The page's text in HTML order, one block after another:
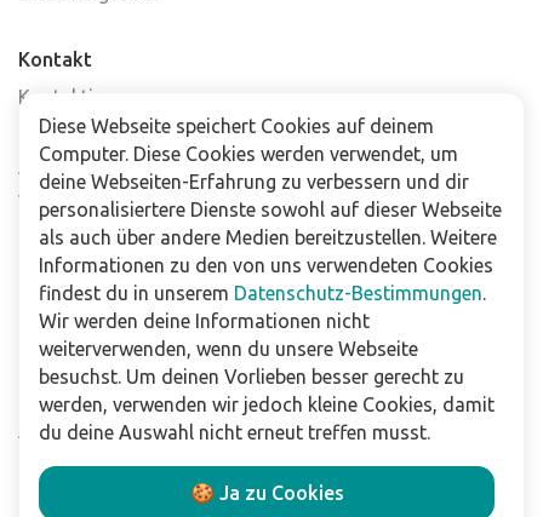
Kontakt
Kontaktiere uns
Häufig gestellte Fragen
Abonniere unseren Newsletter
Verkaufsstellen
Für Unternehmen
Downloads
Impressum
Datenschutzbestimmungen
Allgemeine Verkaufs- und Lieferbedingungen
Haftungsausschluss
Diese Webseite speichert Cookies auf deinem
Computer. Diese Cookies werden verwendet, um
deine Webseiten-Erfahrung zu verbessern und dir
personalisiertere Dienste sowohl auf dieser Webseite
als auch über andere Medien bereitzustellen. Weitere
Informationen zu den von uns verwendeten Cookies
findest du in unserem Datenschutz-Bestimmungen.
Wir werden deine Informationen nicht
weiterverwenden, wenn du unsere Webseite
besuchst. Um deinen Vorlieben besser gerecht zu
werden, verwenden wir jedoch kleine Cookies, damit
du deine Auswahl nicht erneut treffen musst.
🍪 Ja zu Cookies